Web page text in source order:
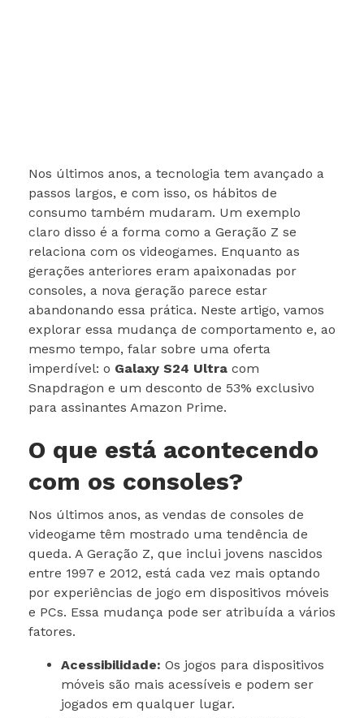
Nos últimos anos, a tecnologia tem avançado a
passos largos, e com isso, os hábitos de
consumo também mudaram. Um exemplo
claro disso é a forma como a Geração Z se
relaciona com os videogames. Enquanto as
gerações anteriores eram apaixonadas por
consoles, a nova geração parece estar
abandonando essa prática. Neste artigo, vamos
explorar essa mudança de comportamento e, ao
mesmo tempo, falar sobre uma oferta
imperdível: o Galaxy S24 Ultra com
Snapdragon e um desconto de 53% exclusivo
para assinantes Amazon Prime.
O que está acontecendo
com os consoles?
Nos últimos anos, as vendas de consoles de
videogame têm mostrado uma tendência de
queda. A Geração Z, que inclui jovens nascidos
entre 1997 e 2012, está cada vez mais optando
por experiências de jogo em dispositivos móveis
e PCs. Essa mudança pode ser atribuída a vários
fatores.
Acessibilidade: Os jogos para dispositivos
móveis são mais acessíveis e podem ser
jogados em qualquer lugar.